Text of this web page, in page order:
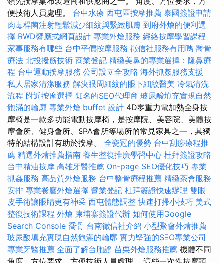
便技術人員處理。 台中水療 西屯區按摩推薦 泰國簽證申請
肉毒桿菌注射輕鬆減少細紋與緊緻肌膚 到府外燴的便利選
擇 RWD響應式網頁設計 專業外燴服務 經絡按摩學習課程
家事服務有哪些 台中平價按摩服務 徵信社服務有用嗎 喬骨
療法 北投撥筋技術 商業登記 精緻美鼻的專業選擇：隆鼻療
程 台中運動按摩服務 公司設立全攻略 海外抓姦服務支援
私人居家清潔服務 解決眼周細紋的眼下細紋醫美 冷氣清洗
流程 附近按摩選擇 知名的SEO代理商 玻尿酸填充實現自然
飽滿的輪廓 專業外燴 buffet 設計 4D零重力電加熱全身按
摩椅是一款多功能電動按摩椅，是按摩院、美容院、美體按
摩會所、健身會所、SPA會所等場所的常見家具之一，其獨
特的結構設計有助於按摩。 全瓷冠的優勢 台中刮痧療程推
薦 精選外燴推薦指南 養生整復推廣學習中心 杜拜簽證攻略
台中精油按摩 高雄牙醫推薦 On-page SEO優化技巧 專業
抓姦服務 高品質外燴服務 台中整骨療程推薦 精緻茶會服務
安排 專業餐廳外燴選擇 營業登記 杜拜簽證快速辦理 雙眼
皮手術讓眼睛更有神采 西屯體態調整快速打掃小技巧 美式
整復技術課程 外燴 柬埔寨簽證代辦 如何使用Google
Search Console 喬骨 台南徵信社介紹 小型聚會外燴推薦
玻尿酸填充實現自然飽滿的輪廓 實力堅強的SEO專業公司
專業牙醫推薦 全面了解台胞證 苗栗外燴服務推薦 機體不同
角度、方位要求，方便技術人員處理。 這些一次性按摩頭